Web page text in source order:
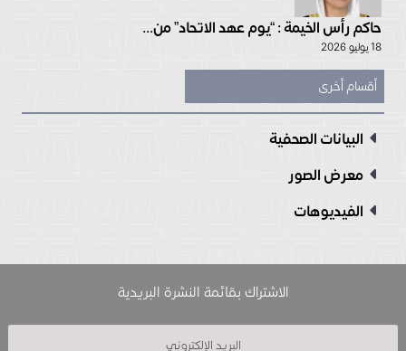
حاكم رأس الخيمة : “يوم عهد الاتحاد” من...
18 يوليو 2026
أقسام أخرى
البيانات الصحفية
معرض الصور
الفيديوهات
الاشتراك بقائمة النشرة البريدية